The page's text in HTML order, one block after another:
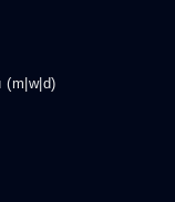
(m|w|d)